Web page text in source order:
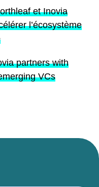
et Inovia
l’écosystème
partners with
VCs